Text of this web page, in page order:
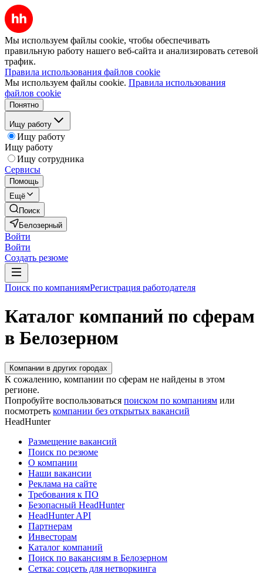
Мы используем файлы cookie, чтобы обеспечивать
правильную работу нашего веб-сайта и анализировать сетевой
трафик.
Правила использования файлов cookie
Мы используем файлы cookie. Правила использования
файлов cookie
Понятно
Ищу работу
Ищу работу
Ищу работу
Ищу сотрудника
Сервисы
Помощь
Ещё
Поиск
Белозерный
Войти
Войти
Создать резюме
Поиск по компаниямРегистрация работодателя
Каталог компаний по сферам
в Белозерном
Компании в других городах
К сожалению, компании по сферам не найдены в этом
регионе.
Попробуйте воспользоваться поиском по компаниям или
посмотреть компании без открытых вакансий
HeadHunter
Размещение вакансий
Поиск по резюме
О компании
Наши вакансии
Реклама на сайте
Требования к ПО
Безопасный HeadHunter
HeadHunter API
Партнерам
Инвесторам
Каталог компаний
Поиск по вакансиям в Белозерном
Сетка: соцсеть для нетворкинга